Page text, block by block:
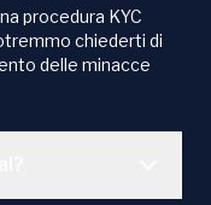
procedura KYC
chiederti di
delle minacce